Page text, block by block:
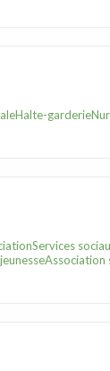
Halte-garderie
Services
Association